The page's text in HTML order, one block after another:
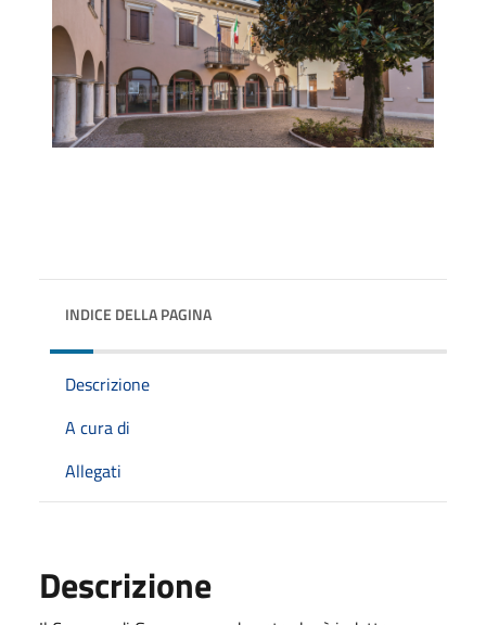
INDICE DELLA PAGINA
Descrizione
A cura di
Allegati
Descrizione